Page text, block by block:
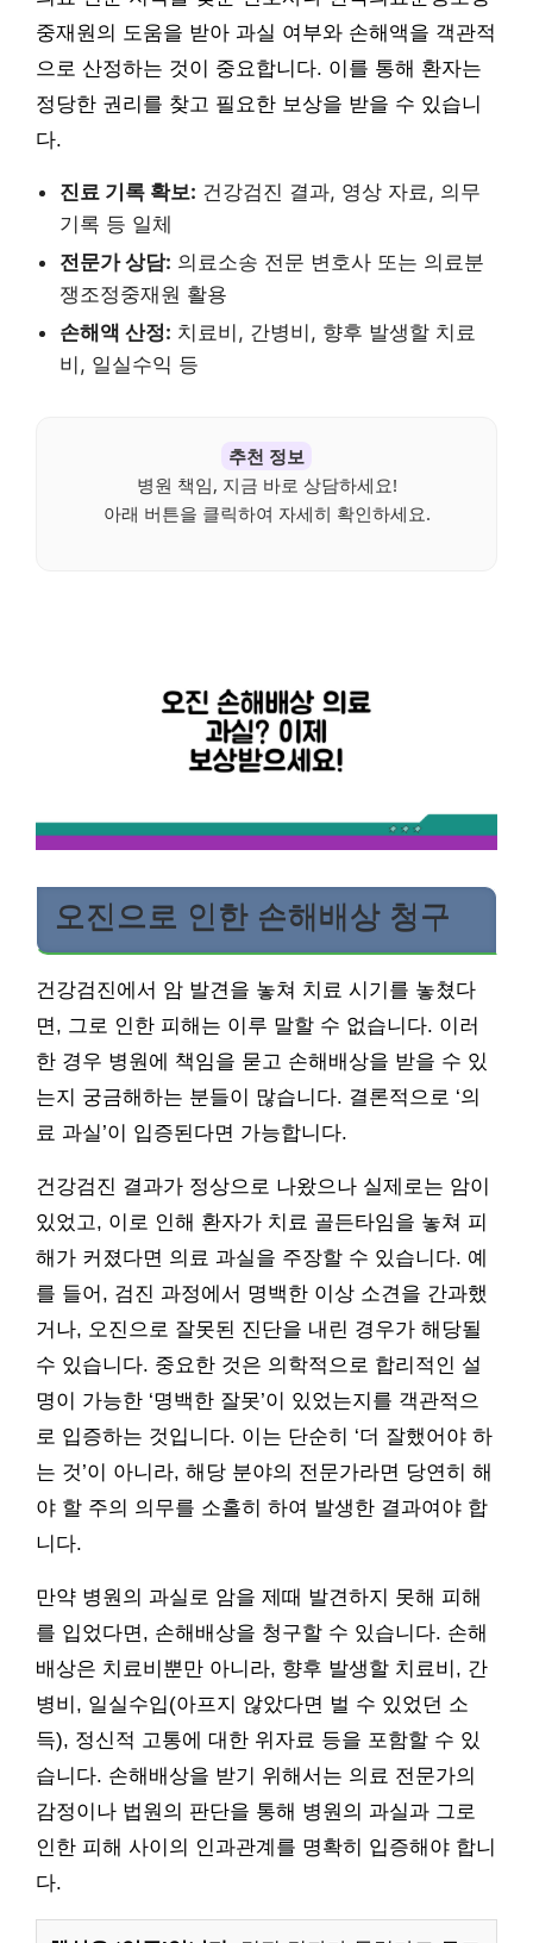
중재원의 도움을 받아 과실 여부와 손해액을 객관적
으로 산정하는 것이 중요합니다. 이를 통해 환자는
정당한 권리를 찾고 필요한 보상을 받을 수 있습니
다.
진료 기록 확보: 건강검진 결과, 영상 자료, 의무
기록 등 일체
전문가 상담: 의료소송 전문 변호사 또는 의료분
쟁조정중재원 활용
손해액 산정: 치료비, 간병비, 향후 발생할 치료
비, 일실수익 등
추천 정보
병원 책임, 지금 바로 상담하세요!
아래 버튼을 클릭하여 자세히 확인하세요.
오진으로 인한 손해배상 청구
건강검진에서 암 발견을 놓쳐 치료 시기를 놓쳤다
면, 그로 인한 피해는 이루 말할 수 없습니다. 이러
한 경우 병원에 책임을 묻고 손해배상을 받을 수 있
는지 궁금해하는 분들이 많습니다. 결론적으로 ‘의
료 과실’이 입증된다면 가능합니다.
건강검진 결과가 정상으로 나왔으나 실제로는 암이
있었고, 이로 인해 환자가 치료 골든타임을 놓쳐 피
해가 커졌다면 의료 과실을 주장할 수 있습니다. 예
를 들어, 검진 과정에서 명백한 이상 소견을 간과했
거나, 오진으로 잘못된 진단을 내린 경우가 해당될
수 있습니다. 중요한 것은 의학적으로 합리적인 설
명이 가능한 ‘명백한 잘못’이 있었는지를 객관적으
로 입증하는 것입니다. 이는 단순히 ‘더 잘했어야 하
는 것’이 아니라, 해당 분야의 전문가라면 당연히 해
야 할 주의 의무를 소홀히 하여 발생한 결과여야 합
니다.
만약 병원의 과실로 암을 제때 발견하지 못해 피해
를 입었다면, 손해배상을 청구할 수 있습니다. 손해
배상은 치료비뿐만 아니라, 향후 발생할 치료비, 간
병비, 일실수입(아프지 않았다면 벌 수 있었던 소
득), 정신적 고통에 대한 위자료 등을 포함할 수 있
습니다. 손해배상을 받기 위해서는 의료 전문가의
감정이나 법원의 판단을 통해 병원의 과실과 그로
인한 피해 사이의 인과관계를 명확히 입증해야 합니
다.